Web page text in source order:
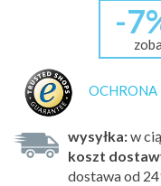
-
OCHRONA
wysyłka:w
koszt
dostawa od